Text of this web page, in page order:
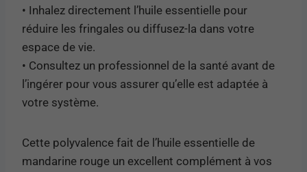
• Inhalez directement l’huile essentielle pour
réduire les fringales ou diffusez-la dans votre
espace de vie.
• Consultez un professionnel de la santé avant de
l’ingérer pour vous assurer qu’elle est adaptée à
votre système.
Cette polyvalence fait de l’huile essentielle de
mandarine rouge un excellent complément à vos